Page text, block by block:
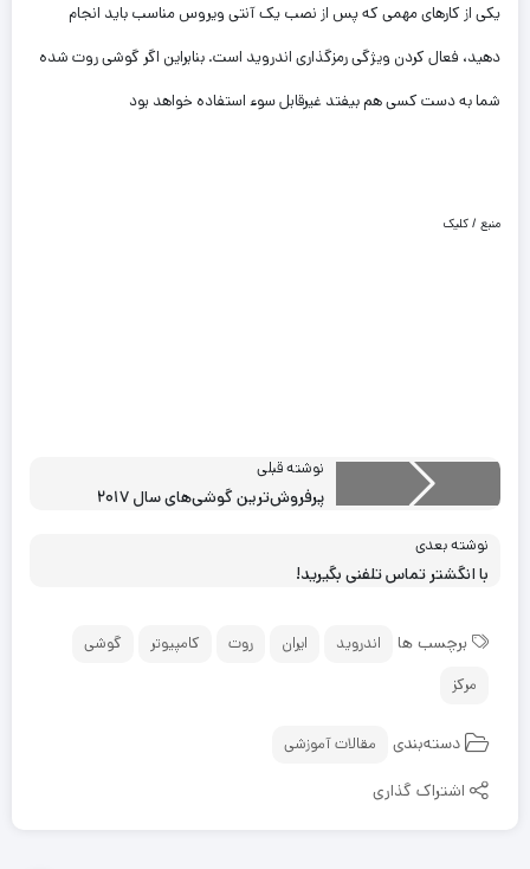
یکی از کارهای مهمی که پس از نصب یک آنتی ویروس مناسب باید انجام
دهید، فعال کردن ویژگی رمزگذاری اندروید است. بنابراین اگر گوشی روت شده
شما به دست کسی هم بیفتد غیرقابل سوء استفاده خواهد بود
منبع / کلیک
نوشته قبلی
پرفروش‌ترین گوشی‌های سال ۲۰۱۷
نوشته بعدی
با انگشتر تماس تلفنی بگیرید!
برچسب ها اندروید ایران روت کامپیوتر
گوشی
مرکز
دسته‌بندی مقالات آموزشی
اشتراک گذاری